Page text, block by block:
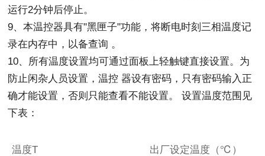
运行2分钟后停止。
9、本温控器具有"黑匣子"功能，将断电时刻三相温度记
录在内存中，以备查询 。
10、所有温度设置均可通过面板上轻触键直接设置。为
防止闲杂人员设置，温控 器设有密码，只有密码输入正
确才能设置，否则只能查看不能设置。 设置温度范围见
下表：
温度T
出厂设定温度（℃）